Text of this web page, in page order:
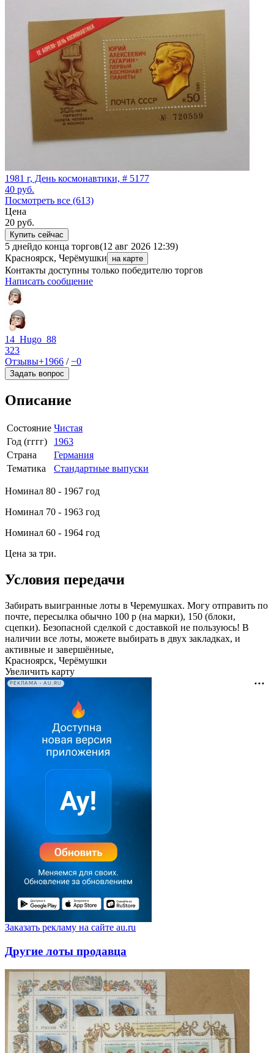
1981 г, День космонавтики, # 5177
40 руб.
Посмотреть все (613)
Цена
20 руб.
Купить сейчас
5 днейдо конца торгов(12 авг 2026 12:39)
Красноярск, Черёмушки
на карте
Контакты доступны только победителю торгов
Написать сообщение
14_Hugo_88
323
Отзывы+1966 /−0
Задать вопрос
Описание
Состояние Чистая
Год (гггг)
1963
Страна
Германия
Тематика
Стандартные выпуски
Номинал 80 - 1967 год
Номинал 70 - 1963 год
Номинал 60 - 1964 год
Цена за три.
Условия передачи
Забирать выигранные лоты в Черемушках. Могу отправить по
почте, пересылка обычно 100 р (на марки), 150 (блоки,
сцепки). Безопасной сделкой с доставкой не пользуюсь! В
наличии все лоты, можете выбирать в двух закладках, и
активные и завершённые,
Красноярск, Черёмушки
Увеличить карту
РЕКЛАМА • AU.RU
Заказать рекламу на сайте au.ru
Другие лоты продавца